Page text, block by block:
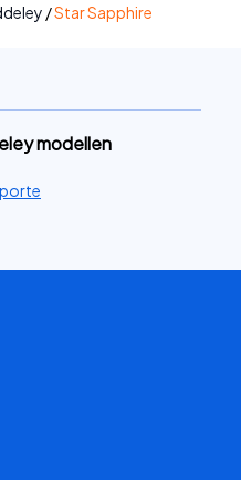
/Star Sapphire
modellen